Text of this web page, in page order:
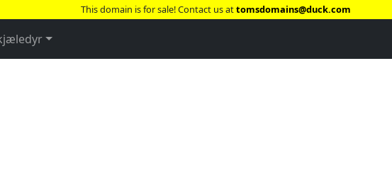
This domain is for sale! Contact us attomsdomains@duck.com